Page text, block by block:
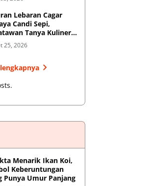
Lebaran Cagar
Candi Sepi,
Tanya Kuliner
Candi Pari
25, 2026
Menarik Ikan Koi,
Keberuntungan
Punya Umur Panjang